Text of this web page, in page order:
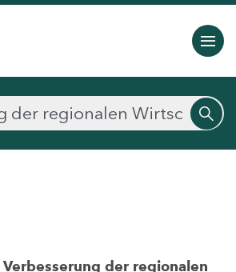
Verbesserung der regionalen